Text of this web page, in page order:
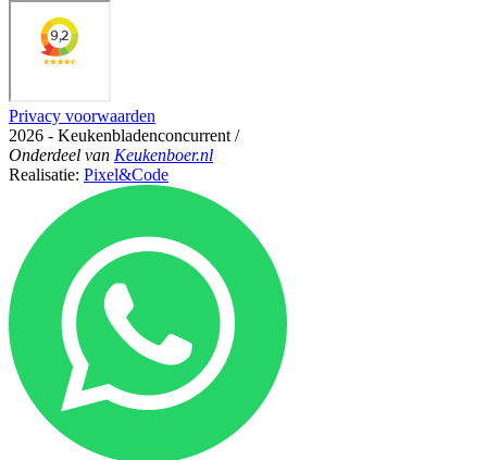
Privacy voorwaarden
2026 - Keukenbladenconcurrent /
Onderdeel van Keukenboer.nl
Realisatie: Pixel&Code